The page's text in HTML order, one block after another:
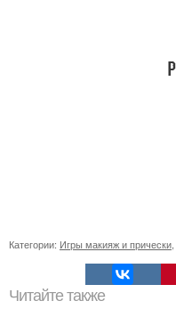
Категории: Игры макияж и прически
Читайте также